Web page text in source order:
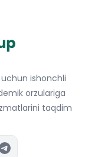
ishonchli
orzulariga
taqdim